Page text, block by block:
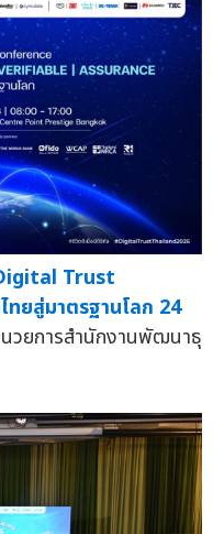
Trust
ยสู่มาตรฐานโลก 24
วยการสำนักงานพัฒนาธุ